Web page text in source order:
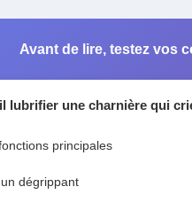
Avant de lire, testez vos
lubrifier une charnière qui
principales
dégrippant